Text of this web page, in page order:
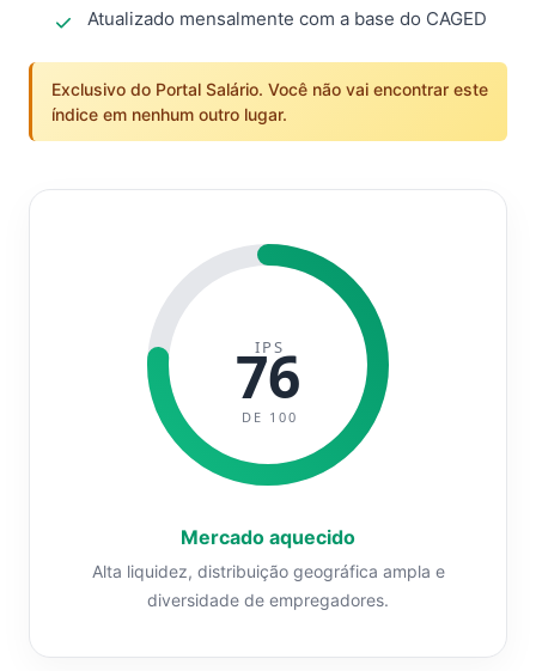
Atualizado mensalmente com a base do CAGED
Exclusivo do Portal Salário. Você não vai encontrar este
índice em nenhum outro lugar.
IPS
76
DE 100
Mercado aquecido
Alta liquidez, distribuição geográfica ampla e
diversidade de empregadores.